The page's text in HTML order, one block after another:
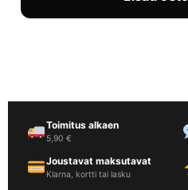
Toimitus alkaen
5,90 €
Joustavat maksutavat
Klarna, kortti tai lasku